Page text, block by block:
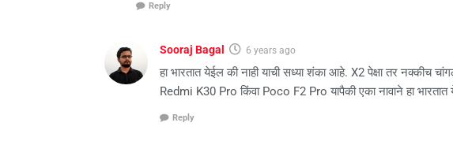
Reply
Sooraj Bagal 6 years ago
हा भारतात येईल की नाही याची सध्या शंका आहे. X2 पेक्षा तर नक्कीच
Redmi K30 Pro किंवा Poco F2 Pro यापैकी एका नावाने हा
Reply